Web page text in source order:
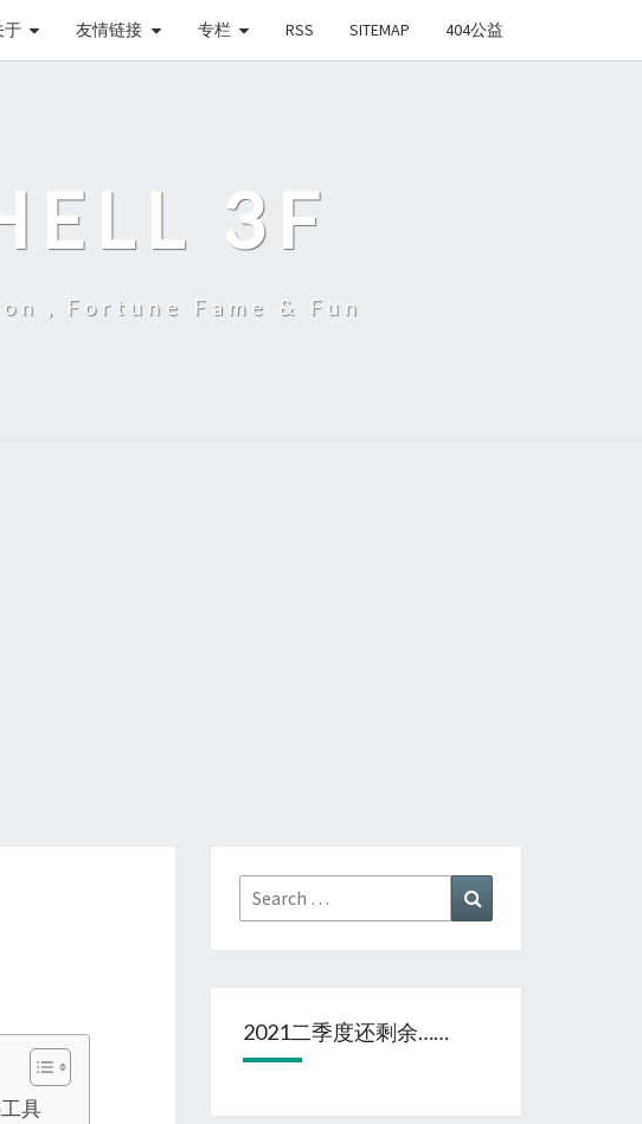
于 友情链接 专栏 RSS SITEMAP 404公益
3F
，Fortune Fame & Fun
具
Search
for:
2021二季度还剩余……